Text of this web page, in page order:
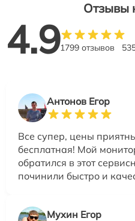
Отзывы
4.91799 отзывов
Антонов Егор
Все супер, цены
бесплатная! Мой
обратился в этот
починили быстро и
Мухин Егор